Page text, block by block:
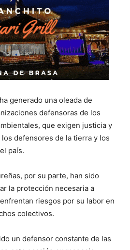
generado una oleada de
defensoras de los
que exigen justicia y
defensores de la tierra y los
país.
por su parte, han sido
la protección necesaria a
riesgos por su labor en
colectivos.
un defensor constante de las